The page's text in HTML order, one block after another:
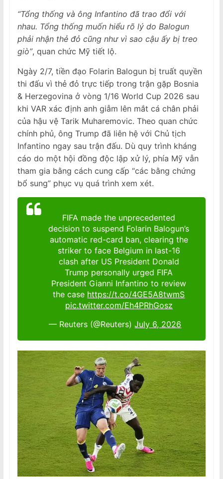
“Tổng thống và ông Infantino đã trao đổi với
nhau. Tổng thống muốn hiểu rõ lý do Balogun
phải nhận thẻ đỏ cũng như vì sao cậu ấy bị treo
giò”, quan chức Mỹ tiết lộ.
Ngày 2/7, tiền đạo Folarin Balogun bị truất quyền
thi đấu vì thẻ đỏ trực tiếp trong trận gặp Bosnia
& Herzegovina ở vòng 1/16 World Cup 2026 sau
khi VAR xác định anh giẫm lên mắt cá chân phải
của hậu vệ Tarik Muharemovic. Theo quan chức
chính phủ, ông Trump đã liên hệ với Chủ tịch
Infantino ngay sau trận đấu. Dù quy trình kháng
cáo do một hội đồng độc lập xử lý, phía Mỹ vẫn
tham gia bằng cách cung cấp “các bằng chứng
bổ sung” phục vụ quá trình xem xét.
FIFA made the unprecedented
decision to suspend Folarin Balogun’s
automatic red-card ban, clearing the
striker to face Belgium in last-16
clash after US President Donald
Trump personally urged FIFA
President Gianni Infantino to review
the case https://t.co/4GE5A8twmS
pic.twitter.com/Eh4PRhGosz
— Reuters (@Reuters)July 6, 2026